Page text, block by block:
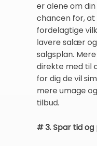
er alene om
chancen for,
fordelagtige
lavere salær
salgsplan.
direkte med til
for dig de vil
mere umage
tilbud.
# 3. Spar tid